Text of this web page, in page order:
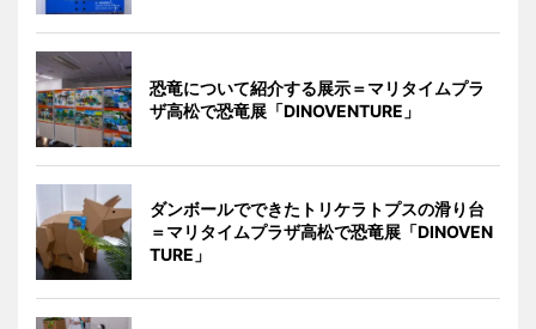
恐竜について紹介する展示＝マリタイムプラ
ザ高松で恐竜展「DINOVENTURE」
ダンボールでできたトリケラトプスの滑り台
＝マリタイムプラザ高松で恐竜展「DINOVEN
TURE」